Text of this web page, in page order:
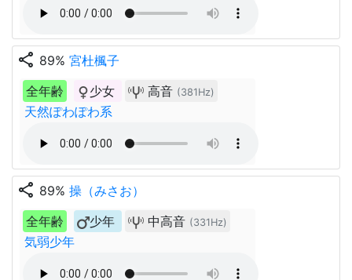
share 89% 宮杜楓子
全年齢
少女 高音 (381Hz)
天然ぽわぽわ系
share 89% 操（みさお）
全年齢
少年 中高音 (331Hz)
気弱少年